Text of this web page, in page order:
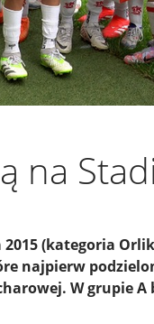
na
(kategoria
najpierw
W grupie